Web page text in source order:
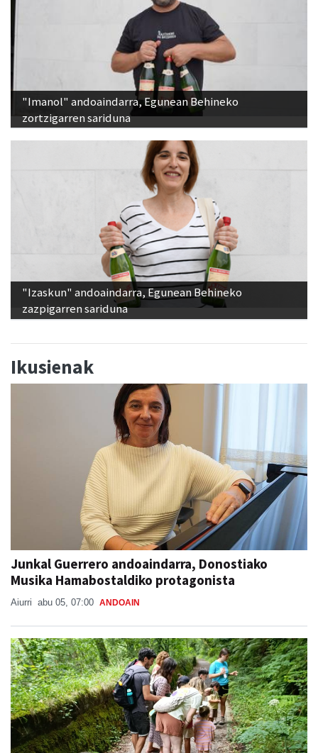
"Imanol" andoaindarra, Egunean Behineko
zortzigarren sariduna
"Izaskun" andoaindarra, Egunean Behineko
zazpigarren sariduna
Ikusienak
Junkal Guerrero andoaindarra, Donostiako
Musika Hamabostaldiko protagonista
Aiurri abu 05, 07:00 ANDOAIN